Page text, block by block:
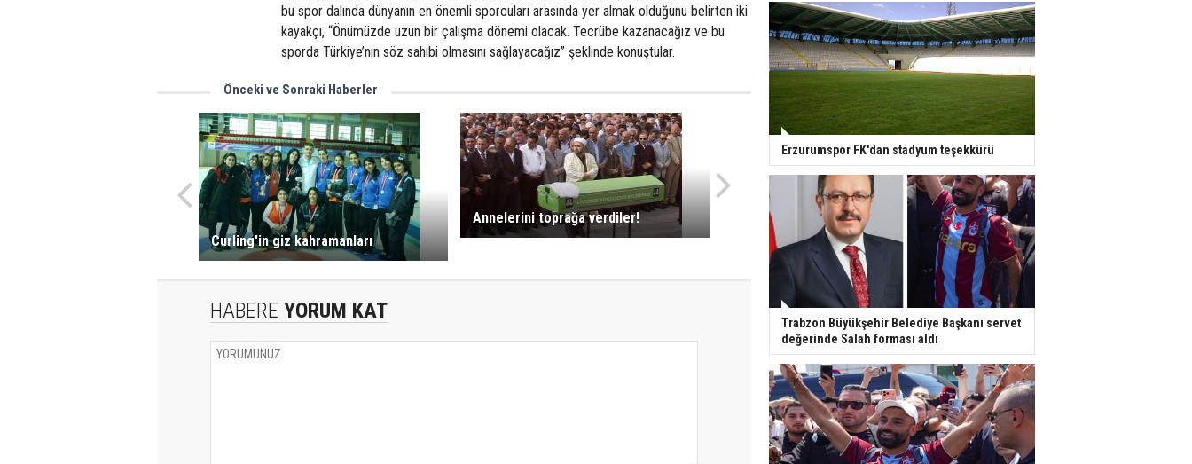
bu spor dalında dünyanın en önemli sporcuları arasında yer almak olduğunu belirten iki
kayakçı, “Önümüzde uzun bir çalışma dönemi olacak. Tecrübe kazanacağız ve bu
sporda Türkiye’nin söz sahibi olmasını sağlayacağız” şeklinde konuştular.
Önceki ve Sonraki Haberler
Curling'in giz kahramanları
Annelerini toprağa verdiler!
HABERE YORUM KAT
Erzurumspor FK'dan stadyum teşekkürü
Trabzon Büyükşehir Belediye Başkanı servet
değerinde Salah forması aldı